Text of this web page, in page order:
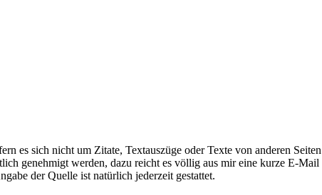
es sich nicht um Zitate, Textauszüge oder Texte von anderen
genehmigt werden, dazu reicht es völlig aus mir eine kurze E-
der Quelle ist natürlich jederzeit gestattet.